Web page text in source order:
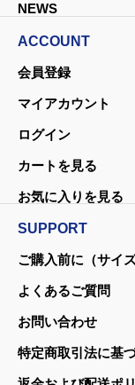
NEWS
ACCOUNT
会員登録
マイアカウント
ログイン
カートを見る
お気に入りを見る
SUPPORT
ご購入前に（サイ
よくあるご質問
お問い合わせ
特定商取引法に基